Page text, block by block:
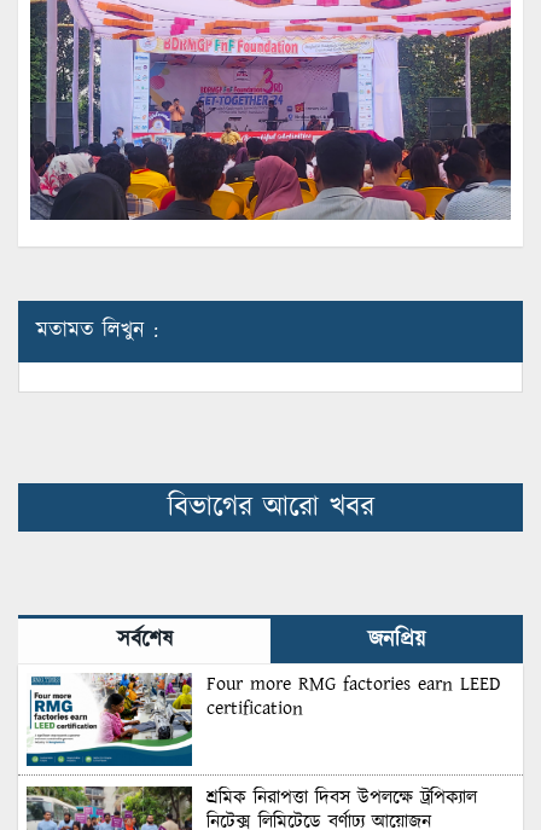
মতামত লিখুন :
বিভাগের আরো খবর
সর্বশেষ জনপ্রিয়
Four more RMG factories earn LEED
certification
শ্রমিক নিরাপত্তা দিবস উপলক্ষে ট্রপিক্যাল
নিটেক্স লিমিটেডে বর্ণাঢ্য আয়োজন